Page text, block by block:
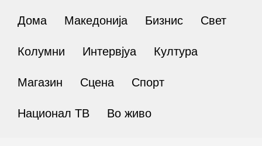
Дома Македонија Бизнис Свет
Колумни Интервјуа Култура
Магазин Сцена Спорт
Национал ТВ Во живо